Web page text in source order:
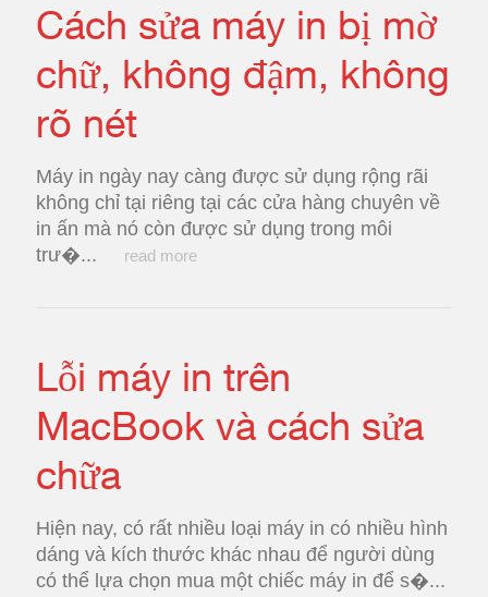
Cách sửa máy in bị mờ
chữ, không đậm, không
rõ nét
Máy in ngày nay càng được sử dụng rộng rãi
không chỉ tại riêng tại các cửa hàng chuyên về
in ấn mà nó còn được sử dụng trong môi
trư�...
read more
Lỗi máy in trên
MacBook và cách sửa
chữa
Hiện nay, có rất nhiều loại máy in có nhiều hình
dáng và kích thước khác nhau để người dùng
có thể lựa chọn mua một chiếc máy in để s�...